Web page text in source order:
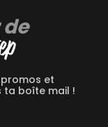
et
ta boîte mail !